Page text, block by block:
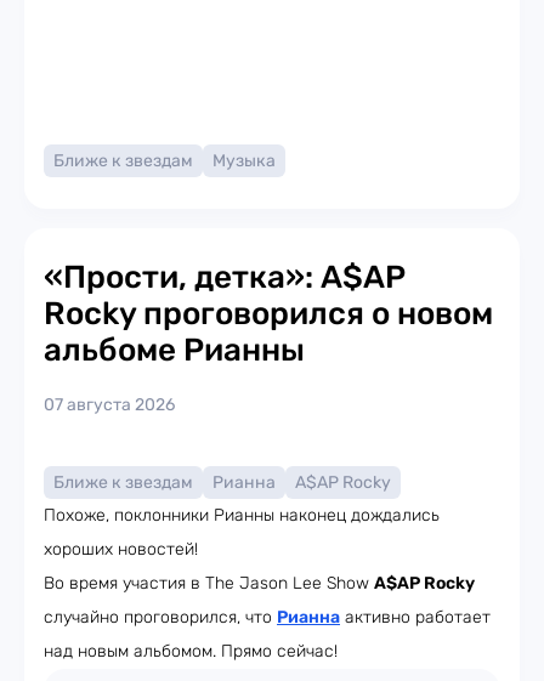
Ближе к звездам Музыка
«Прости, детка»: A$AP
Rocky проговорился о новом
альбоме Рианны
07 августа 2026
Ближе к звездам Рианна
A$AP Rocky
Похоже, поклонники Рианны наконец дождались
хороших новостей!
Во время участия в The Jason Lee Show A$AP Rocky
случайно проговорился, что Рианна активно работает
над новым альбомом. Прямо сейчас!